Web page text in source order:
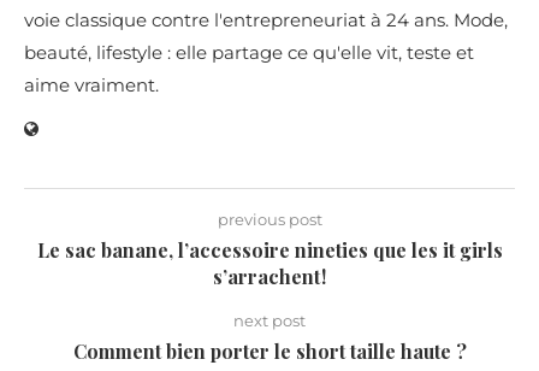
voie classique contre l'entrepreneuriat à 24 ans. Mode,
beauté, lifestyle : elle partage ce qu'elle vit, teste et
aime vraiment.
previous post
Le sac banane, l’accessoire nineties que les it girls
s’arrachent !
next post
Comment bien porter le short taille haute ?